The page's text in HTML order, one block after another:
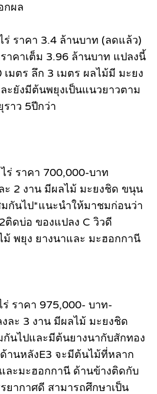
กผล
ร่ ราคา 3.4 ล้านบาท (ลดแล้ว)
าคาเต็ม 3.96 ล้านบาท แปลงนี้
มตร ลึก 3 เมตร ผลไม้มี มะยง
ะยังมีต้นพยุงเป็นแนวยาวตาม
าว 5ปีกว่า
ร่ ราคา 700,000-บาท
ะ 2 งาน มีผลไม้ มะยงชิด ขนุน
มกันไป*แนะนำให้มาชมก่อนว่า
ดบ่อ ของแปลง C วิวดี
ม้ พยุง ยางนาและ มะฮอกกานี
ร่ ราคา 975,000- บาท-
ละ 3 งาน มีผลไม้ มะยงชิด
กันไปและมีต้นยางนากับสักทอง
านหลังE3 จะมีต้นไม้ที่หลาก
ละมะฮอกกานี ด้านข้างติดกับ
ยากาศดี สามารถศึกษาเป็น